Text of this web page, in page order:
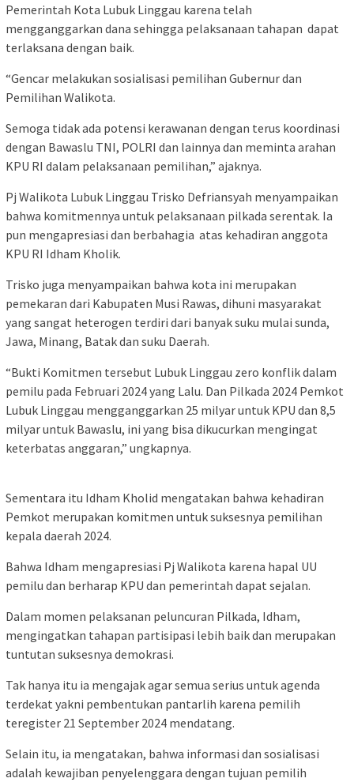
Pemerintah Kota Lubuk Linggau karena telah
mengganggarkan dana sehingga pelaksanaan tahapan dapat
terlaksana dengan baik.
“Gencar melakukan sosialisasi pemilihan Gubernur dan
Pemilihan Walikota.
Semoga tidak ada potensi kerawanan dengan terus koordinasi
dengan Bawaslu TNI, POLRI dan lainnya dan meminta arahan
KPU RI dalam pelaksanaan pemilihan,” ajaknya.
Pj Walikota Lubuk Linggau Trisko Defriansyah menyampaikan
bahwa komitmennya untuk pelaksanaan pilkada serentak. Ia
pun mengapresiasi dan berbahagia atas kehadiran anggota
KPU RI Idham Kholik.
Trisko juga menyampaikan bahwa kota ini merupakan
pemekaran dari Kabupaten Musi Rawas, dihuni masyarakat
yang sangat heterogen terdiri dari banyak suku mulai sunda,
Jawa, Minang, Batak dan suku Daerah.
“Bukti Komitmen tersebut Lubuk Linggau zero konflik dalam
pemilu pada Februari 2024 yang Lalu. Dan Pilkada 2024 Pemkot
Lubuk Linggau mengganggarkan 25 milyar untuk KPU dan 8,5
milyar untuk Bawaslu, ini yang bisa dikucurkan mengingat
keterbatas anggaran,” ungkapnya.
Sementara itu Idham Kholid mengatakan bahwa kehadiran
Pemkot merupakan komitmen untuk suksesnya pemilihan
kepala daerah 2024.
Bahwa Idham mengapresiasi Pj Walikota karena hapal UU
pemilu dan berharap KPU dan pemerintah dapat sejalan.
Dalam momen pelaksanan peluncuran Pilkada, Idham,
mengingatkan tahapan partisipasi lebih baik dan merupakan
tuntutan suksesnya demokrasi.
Tak hanya itu ia mengajak agar semua serius untuk agenda
terdekat yakni pembentukan pantarlih karena pemilih
teregister 21 September 2024 mendatang.
Selain itu, ia mengatakan, bahwa informasi dan sosialisasi
adalah kewajiban penyelenggara dengan tujuan pemilih